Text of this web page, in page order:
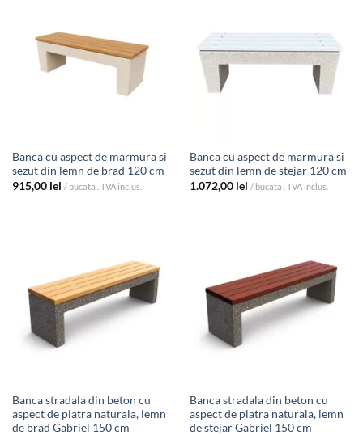
Banca cu aspect de marmura si
sezut din lemn de brad 120 cm
915,00 lei / bucata . TVA inclus.
Banca cu aspect de marmura si
sezut din lemn de stejar 120 cm
1.072,00 lei / bucata . TVA inclus.
Banca stradala din beton cu
aspect de piatra naturala, lemn
de brad Gabriel 150 cm
Banca stradala din beton cu
aspect de piatra naturala, lemn
de stejar Gabriel 150 cm